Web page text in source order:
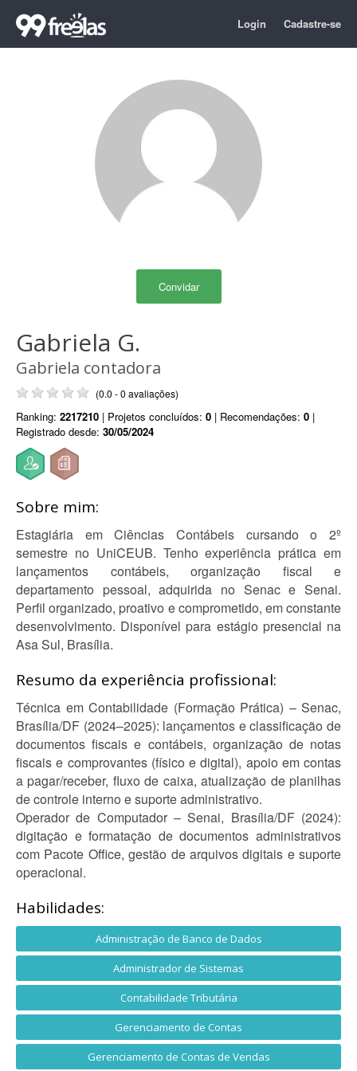
Login Cadastre-se
Convidar
Gabriela G.
Gabriela contadora
(0.0 - 0 avaliações)
Ranking: 2217210 | Projetos concluídos: 0 | Recomendações: 0 |
Registrado desde: 30/05/2024
Sobre mim:
Estagiária em Ciências Contábeis cursando o 2º
semestre no UniCEUB. Tenho experiência prática em
lançamentos contábeis, organização fiscal e
departamento pessoal, adquirida no Senac e Senai.
Perfil organizado, proativo e comprometido, em constante
desenvolvimento. Disponível para estágio presencial na
Asa Sul, Brasília.
Resumo da experiência profissional:
Técnica em Contabilidade (Formação Prática) – Senac,
Brasília/DF (2024–2025): lançamentos e classificação de
documentos fiscais e contábeis, organização de notas
fiscais e comprovantes (físico e digital), apoio em contas
a pagar/receber, fluxo de caixa, atualização de planilhas
de controle interno e suporte administrativo.
Operador de Computador – Senai, Brasília/DF (2024):
digitação e formatação de documentos administrativos
com Pacote Office, gestão de arquivos digitais e suporte
operacional.
Habilidades:
Administração de Banco de Dados
Administrador de Sistemas
Contabilidade Tributária
Gerenciamento de Contas
Gerenciamento de Contas de Vendas